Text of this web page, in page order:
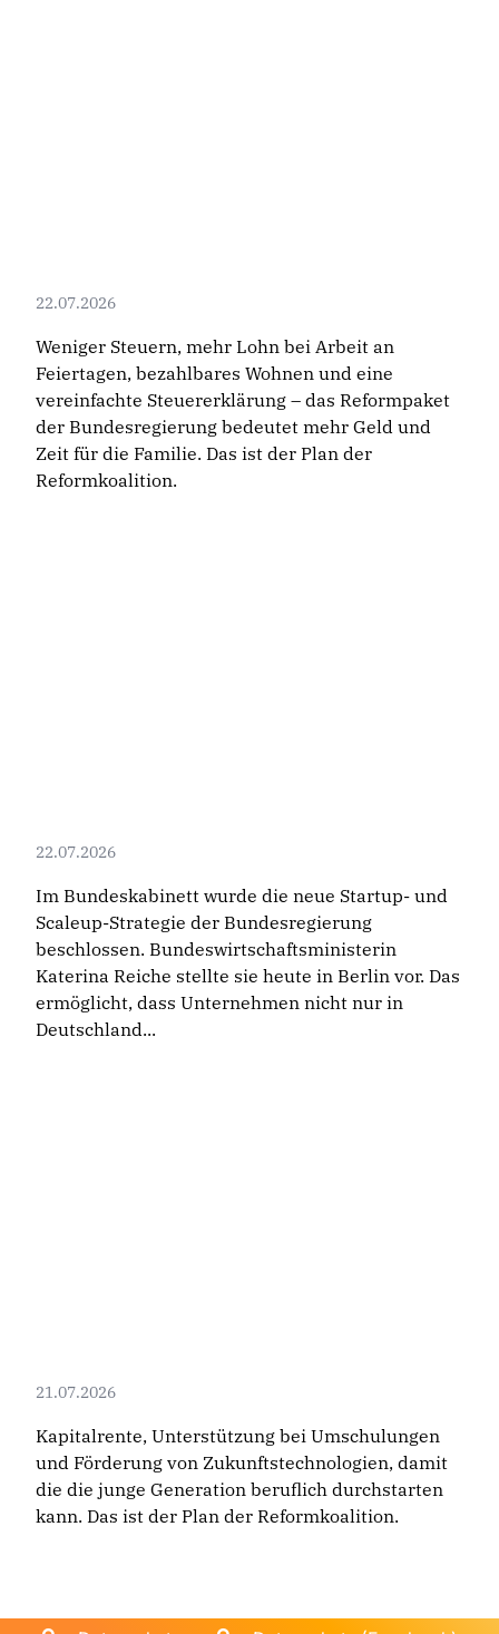
22.07.2026
Weniger Steuern, mehr Lohn bei Arbeit an
Feiertagen, bezahlbares Wohnen und eine
vereinfachte Steuererklärung – das Reformpaket
der Bundesregierung bedeutet mehr Geld und
Zeit für die Familie. Das ist der Plan der
Reformkoalition.
22.07.2026
Im Bundeskabinett wurde die neue Startup- und
Scaleup-Strategie der Bundesregierung
beschlossen. Bundeswirtschaftsministerin
Katerina Reiche stellte sie heute in Berlin vor. Das
ermöglicht, dass Unternehmen nicht nur in
Deutschland...
21.07.2026
Kapitalrente, Unterstützung bei Umschulungen
und Förderung von Zukunftstechnologien, damit
die die junge Generation beruflich durchstarten
kann. Das ist der Plan der Reformkoalition.